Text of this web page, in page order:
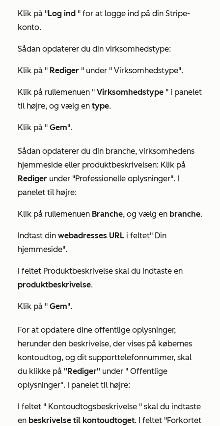
Klik på "Log ind " for at logge ind på din Stripe-
konto.
Sådan opdaterer du din virksomhedstype:
Klik på " Rediger " under " Virksomhedstype".
Klik på rullemenuen " Virksomhedstype " i panelet
til højre, og vælg en type.
Klik på " Gem".
Sådan opdaterer du din branche, virksomhedens
hjemmeside eller produktbeskrivelsen: Klik på
Rediger under "Professionelle oplysninger". I
panelet til højre:
Klik på rullemenuen Branche, og vælg en branche.
Indtast din webadresses URL i feltet" Din
hjemmeside".
I feltet Produktbeskrivelse skal du indtaste en
produktbeskrivelse.
Klik på " Gem".
For at opdatere dine offentlige oplysninger,
herunder den beskrivelse, der vises på købernes
kontoudtog, og dit supporttelefonnummer, skal
du klikke på "Rediger" under " Offentlige
oplysninger". I panelet til højre:
I feltet " Kontoudtogsbeskrivelse " skal du indtaste
en beskrivelse til kontoudtoget. I feltet "Forkortet